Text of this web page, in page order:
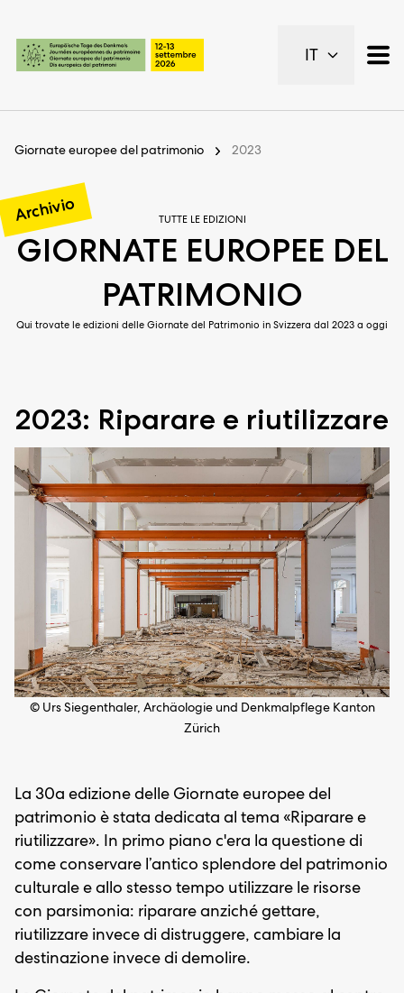
Pagine importanti
Pagina iniziale
Contenuto
Piano del sito
Metanavigazione
IT
Giornate europee del patrimonio 2023
TUTTE LE EDIZIONI
Archivio
GIORNATE EUROPEE DEL
PATRIMONIO
Qui trovate le edizioni delle Giornate del Patrimonio in Svizzera dal 2023 a oggi
2023: Riparare e riutilizzare
© Urs Siegenthaler, Archäologie und Denkmalpflege Kanton
Zürich
La 30a edizione delle Giornate europee del
patrimonio è stata dedicata al tema «Riparare e
riutilizzare». In primo piano c'era la questione di
come conservare l’antico splendore del patrimonio
culturale e allo stesso tempo utilizzare le risorse
con parsimonia: riparare anziché gettare,
riutilizzare invece di distruggere, cambiare la
destinazione invece di demolire.